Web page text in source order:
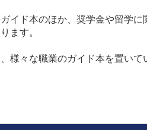
ド本のほか、奨学金や留学に
ます。
様々な職業のガイド本を置い